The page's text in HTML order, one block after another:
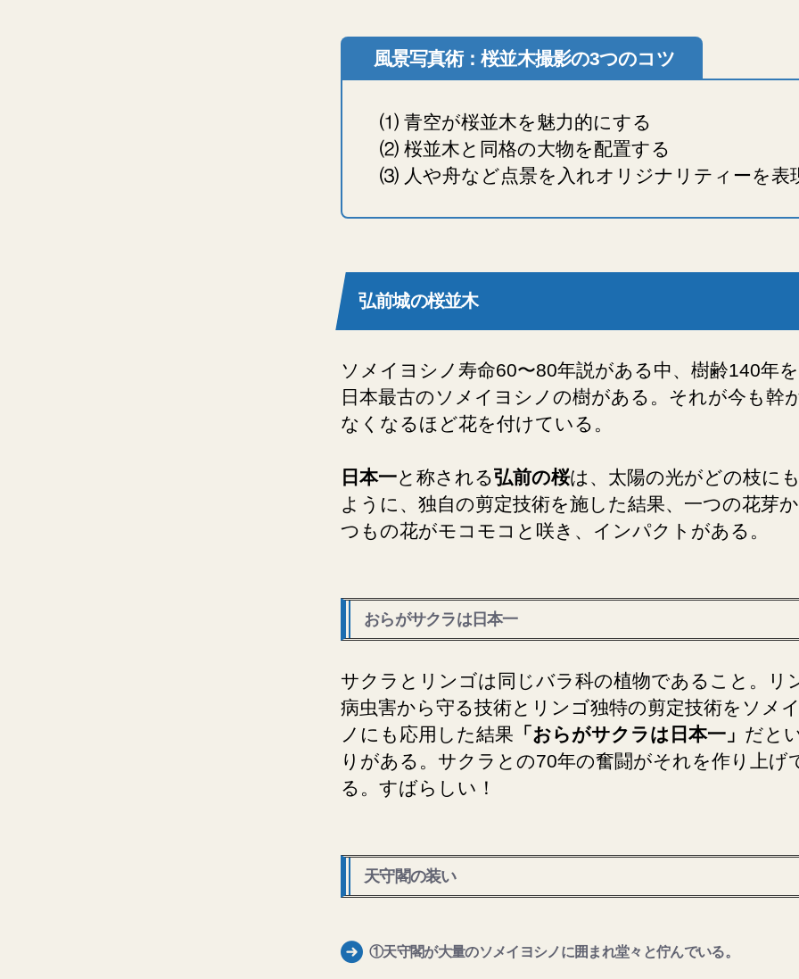
風景写真術：桜並木撮影の3つのコツ
⑴ 青空が桜並木を魅力的にする
⑵ 桜並木と同格の大物を配置する
⑶ 人や舟など点景を入れオリジナリティーを表
弘前城の桜並木
ソメイヨシノ寿命60〜80年説がある中、樹齢140年
日本最古のソメイヨシノの樹がある。それが今も幹
なくなるほど花を付けている。
日本一と称される弘前の桜は、太陽の光がどの枝に
ように、独自の剪定技術を施した結果、一つの花芽
つもの花がモコモコと咲き、インパクトがある。
おらがサクラは日本一
サクラとリンゴは同じバラ科の植物であること。リ
病虫害から守る技術とリンゴ独特の剪定技術をソメ
ノにも応用した結果 「おらがサクラは日本一」 だと
りがある。サクラとの70年の奮闘がそれを作り上げ
る。すばらしい！
天守閣の装い
①天守閣が大量のソメイヨシノに囲まれ堂々と佇んでいる。